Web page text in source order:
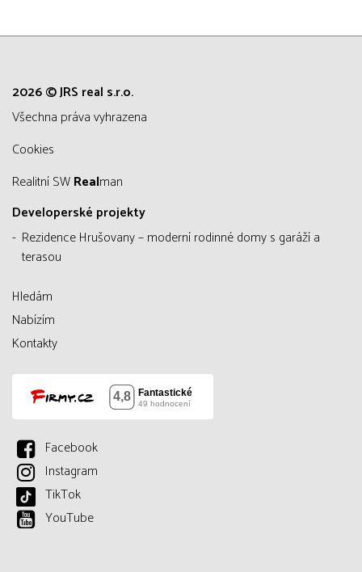
2026 © JRS real s.r.o.
všechna práva vyhrazena
Cookies
Realitní SWRealman
Developerské projekty
Rezidence Hrušovany – moderní rodinné domy s garáží a
terasou
Hledám
Nabízím
Kontakty
Facebook
Instagram
TikTok
YouTube